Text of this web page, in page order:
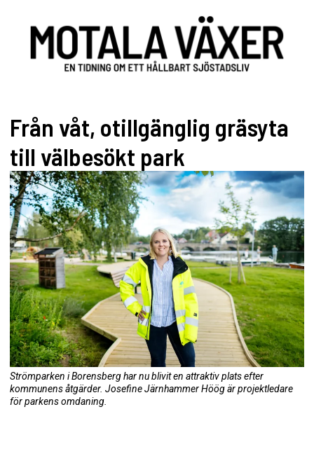
Från våt, otillgänglig gräsyta
till välbesökt park
Strömparken i Borensberg har nu blivit en attraktiv plats efter
kommunens åtgärder. Josefine Järnhammer Höög är projektledare
för parkens omdaning.